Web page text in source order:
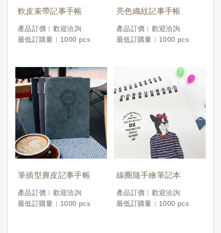
軟皮束帶記事手帳
產品訂價︱歡迎洽詢
最低訂購量︱1000 pcs
亮色織紋記事手帳
產品訂價︱歡迎洽詢
最低訂購量︱1000 pcs
筆插型麂皮記事手帳
產品訂價︱歡迎洽詢
最低訂購量︱1000 pcs
線圈隨手繪筆記本
產品訂價︱歡迎洽詢
最低訂購量︱1000 pcs